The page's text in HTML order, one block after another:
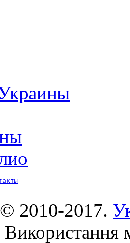
2010-2017.